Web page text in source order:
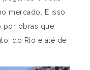
mercado. E isso
por obras que
do Rio e até de